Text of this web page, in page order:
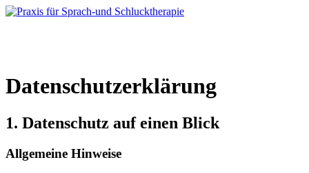
Skip
Datenschutzerklärung
1. Datenschutz auf einen Blick
Allgemeine Hinweise